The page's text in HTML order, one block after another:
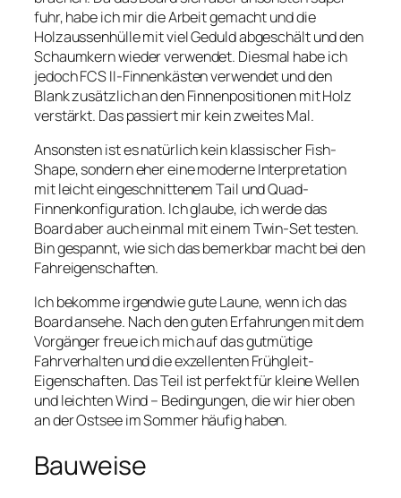
fuhr, habe ich mir die Arbeit gemacht und die
Holzaussenhülle mit viel Geduld abgeschält und den
Schaumkern wieder verwendet. Diesmal habe ich
jedoch FCS II-Finnenkästen verwendet und den
Blank zusätzlich an den Finnenpositionen mit Holz
verstärkt. Das passiert mir kein zweites Mal.
Ansonsten ist es natürlich kein klassischer Fish-
Shape, sondern eher eine moderne Interpretation
mit leicht eingeschnittenem Tail und Quad-
Finnenkonfiguration. Ich glaube, ich werde das
Board aber auch einmal mit einem Twin-Set testen.
Bin gespannt, wie sich das bemerkbar macht bei den
Fahreigenschaften.
Ich bekomme irgendwie gute Laune, wenn ich das
Board ansehe. Nach den guten Erfahrungen mit dem
Vorgänger freue ich mich auf das gutmütige
Fahrverhalten und die exzellenten Frühgleit-
Eigenschaften. Das Teil ist perfekt für kleine Wellen
und leichten Wind – Bedingungen, die wir hier oben
an der Ostsee im Sommer häufig haben.
Bauweise